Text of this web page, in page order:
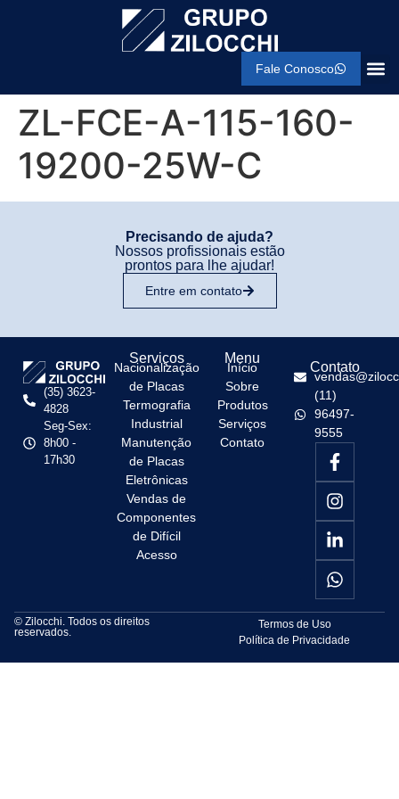
Fale Conosco
ZL-FCE-A-115-160-
19200-25W-C
Precisando de ajuda?
Nossos profissionais estão
prontos para lhe ajudar!
Entre em contato
(35) 3623-
4828
Seg-Sex:
8h00 -
17h30
Serviços
Nacionalização
de Placas
Termografia
Industrial
Manutenção
de Placas
Eletrônicas
Vendas de
Componentes
de Difícil
Acesso
Menu
Início
Sobre
Produtos
Serviços
Contato
Contato
(11)
96497-
9555
© Zilocchi. Todos os direitos
reservados.
Termos de Uso
Política de Privacidade